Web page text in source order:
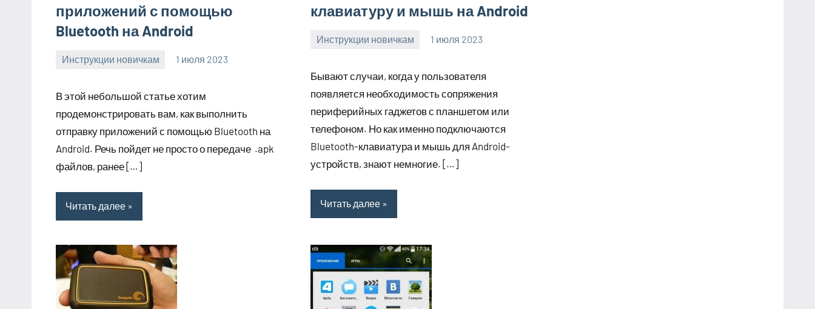
приложений с помощью
Bluetooth на Android
Инструкции новичкам 1 июля 2023
clodoserver_
В этой небольшой статье хотим
продемонстрировать вам, как выполнить
отправку приложений с помощью Bluetooth на
Android. Речь пойдет не просто о передаче .apk
файлов, ранее […]
Читать далее
клавиатуру и мышь на Android
Инструкции новичкам 1 июля 2023
clodoserver_
Бывают случаи, когда у пользователя
появляется необходимость сопряжения
периферийных гаджетов с планшетом или
телефоном. Но как именно подключаются
Bluetooth-клавиатура и мышь для Android-
устройств, знают немногие. […]
Читать далее